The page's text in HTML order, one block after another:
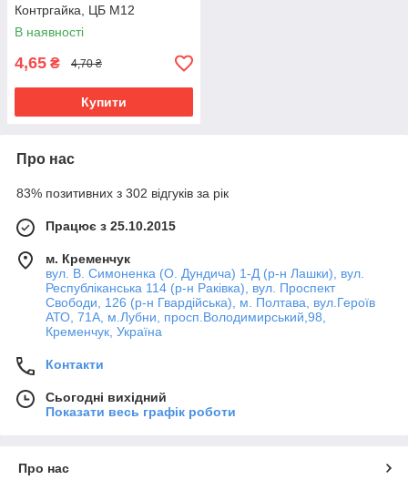
Контргайка, ЦБ М12
В наявності
4,65 ₴ 4,70 ₴
Купити
Про нас
83% позитивних з 302 відгуків за рік
Працює з 25.10.2015
м. Кременчук
вул. В. Симоненка (О. Дундича) 1-Д (р-н Лашки), вул.
Республіканська 114 (р-н Раківка), вул. Проспект
Свободи, 126 (р-н Гвардійська), м. Полтава, вул.Героїв
АТО, 71А, м.Лубни, просп.Володимирський,98,
Кременчук, Україна
Контакти
Сьогодні вихідний
Показати весь графік роботи
Про нас